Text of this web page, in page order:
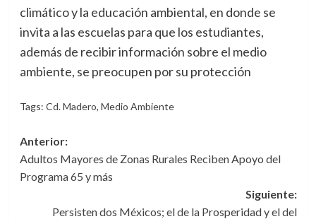
climático y la educación ambiental, en donde se
invita a las escuelas para que los estudiantes,
además de recibir información sobre el medio
ambiente, se preocupen por su protección
Tags: Cd. Madero, Medio Ambiente
Navegación
de
entradas
Anterior:
Adultos Mayores de Zonas Rurales Reciben Apoyo del
Programa 65 y más
Siguiente:
Persisten dos Méxicos; el de la Prosperidad y el del